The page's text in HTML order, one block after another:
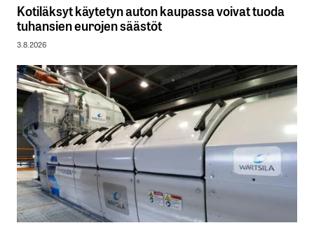
Kotiläksyt käytetyn auton kaupassa voivat tuoda
tuhansien eurojen säästöt
3.8.2026